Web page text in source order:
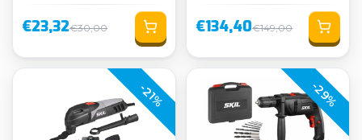
€23,32€30,00 €134,40€149,00
-21% -29%